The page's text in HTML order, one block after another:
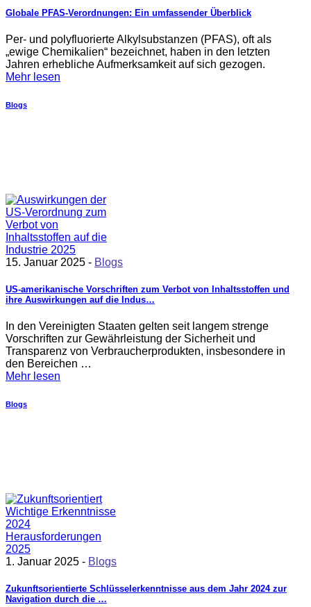
Globale PFAS-Verordnungen: Ein umfassender Überblick
Per- und polyfluorierte Alkylsubstanzen (PFAS), oft als
„ewige Chemikalien“ bezeichnet, haben in den letzten
Jahren erhebliche Aufmerksamkeit auf sich gezogen.
Mehr lesen
Blogs
15. Januar 2025 - Blogs
US-amerikanische Vorschriften zum Verbot von Inhaltsstoffen und
ihre Auswirkungen auf die Indus…
In den Vereinigten Staaten gelten seit langem strenge
Vorschriften zur Gewährleistung der Sicherheit und
Transparenz von Verbraucherprodukten, insbesondere in
den Bereichen …
Mehr lesen
Blogs
1. Januar 2025 - Blogs
Zukunftsorientierte Schlüsselerkenntnisse aus dem Jahr 2024 zur
Navigation durch die …